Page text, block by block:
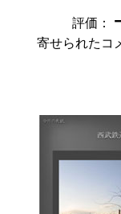
評価：
寄せられたコ